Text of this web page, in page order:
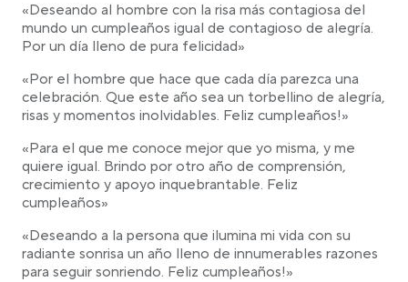
«Deseando al hombre con la risa más contagiosa del
mundo un cumpleaños igual de contagioso de alegría.
Por un día lleno de pura felicidad»
«Por el hombre que hace que cada día parezca una
celebración. Que este año sea un torbellino de alegría,
risas y momentos inolvidables. Feliz cumpleaños!»
«Para el que me conoce mejor que yo misma, y me
quiere igual. Brindo por otro año de comprensión,
crecimiento y apoyo inquebrantable. Feliz
cumpleaños»
«Deseando a la persona que ilumina mi vida con su
radiante sonrisa un año lleno de innumerables razones
para seguir sonriendo. Feliz cumpleaños!»